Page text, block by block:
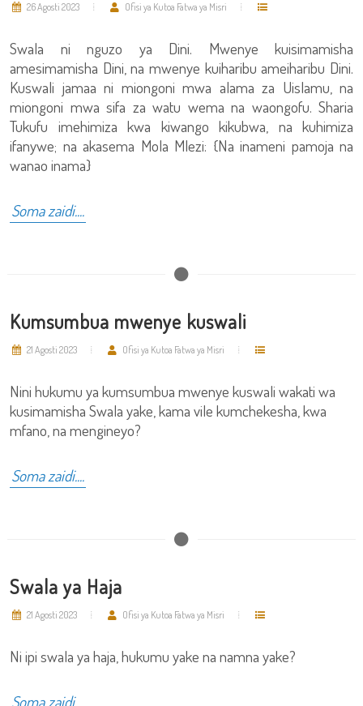
26 Agosti 2023 Ofisi ya Kutoa Fatwa ya Misri
Swala ni nguzo ya Dini. Mwenye kuisimamisha
amesimamisha Dini, na mwenye kuiharibu ameiharibu Dini.
Kuswali jamaa ni miongoni mwa alama za Uislamu, na
miongoni mwa sifa za watu wema na waongofu. Sharia
Tukufu imehimiza kwa kiwango kikubwa, na kuhimiza
ifanywe; na akasema Mola Mlezi: {Na inameni pamoja na
wanao inama}
Soma zaidi....
Kumsumbua mwenye kuswali
21 Agosti 2023 Ofisi ya Kutoa Fatwa ya Misri
Nini hukumu ya kumsumbua mwenye kuswali wakati wa
kusimamisha Swala yake, kama vile kumchekesha, kwa
mfano, na mengineyo?
Soma zaidi....
Swala ya Haja
21 Agosti 2023 Ofisi ya Kutoa Fatwa ya Misri
Ni ipi swala ya haja, hukumu yake na namna yake?
Soma zaidi....